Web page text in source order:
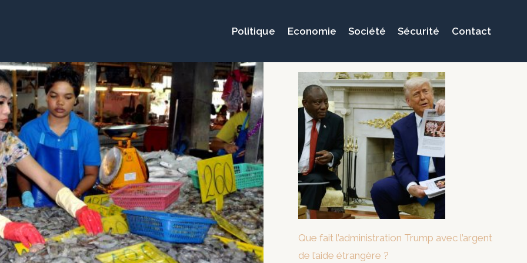
Politique Economie Société Sécurité Contact
Que fait l’administration Trump avec l’argent
de l’aide étrangère ?